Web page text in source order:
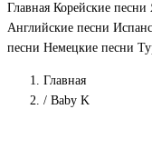
Главная Корейские песни
Английские песни
песни Немецкие песни
Главная
/ Baby K